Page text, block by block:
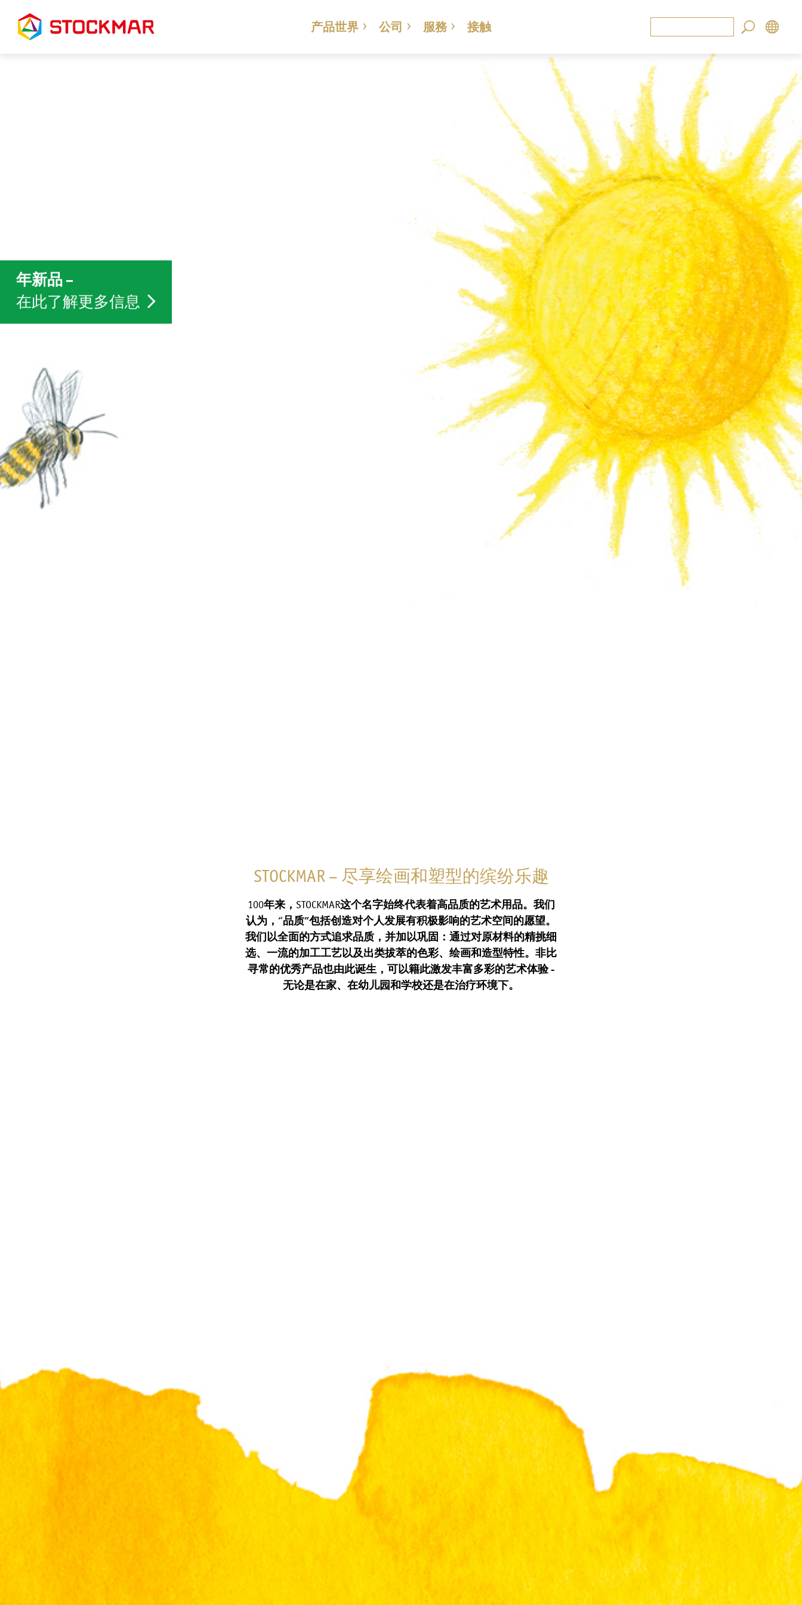
产品世界 公司 服務 接触
年新品 –
在此了解更多信息
STOCKMAR – 尽享绘画和塑型的缤纷乐趣
100年来， STOCKMAR这个名字始终代表着高品质的艺术用品。 我们
认为，“品质”包括创造对个人发展有积极影响的艺术空间的愿望。
我们以全面的方式追求品质，并加以巩固： 通过对原材料的精挑细
选、一流的加工工艺以及出类拔萃的色彩、 绘画和造型特性。非比
寻常的优秀产品也由此诞生，可以籍此激发丰富多彩的艺术体验-
无论是在家、在幼儿园和学校还是在治疗环境下。